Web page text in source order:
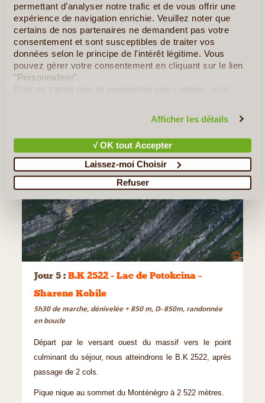
permettant d’analyser notre trafic et de vous offrir une
expérience de navigation enrichie. Veuillez noter que
certains de nos partenaires ne demandent pas votre
consentement et sont susceptibles de traiter vos
données selon le principe de l'intérêt légitime. Vous
pouvez gérer votre consentement en cliquant sur le lien
"Personnaliser".
Pour en savoir plus et paramétrer vos cookies, nous
Afficher les détails
√ OK tout Accepter
Laissez-moi Choisir
Refuser
©
Jour 5 : B.K 2522 - Lac de Potokcina -
Sharene Kobile
5h30 de marche, dénivelée + 850 m, D- 850m, randonnée
en boucle
Départ par le versant ouest du massif vers le point
culminant du séjour, nous atteindrons le B.K 2522, après
passage de 2 cols.
Pique nique au sommet du Monténégro à 2 522 mètres.